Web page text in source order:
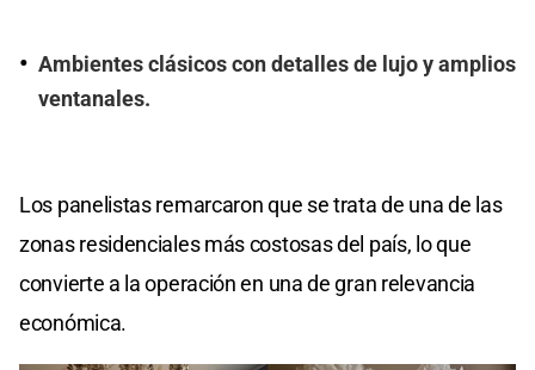
Ambientes clásicos con detalles de lujo y amplios
ventanales.
Los panelistas remarcaron que se trata de una de las
zonas residenciales más costosas del país, lo que
convierte a la operación en una de gran relevancia
económica.